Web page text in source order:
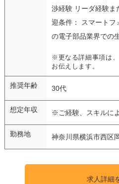
渉経験 リーダ経験ま
迎条件： スマートフ
の電子部品業界での
※更なる詳細事項は
お伝えします。
推奨年齢 30代
想定年収 ※ご経験、スキルに
勤務地 神奈川県横浜市西区
求人詳細